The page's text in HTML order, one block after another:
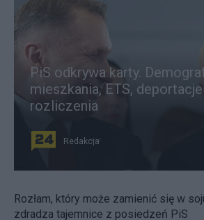
PiS odkrywa karty.
mieszkania, ETS,
rozliczenia
Redakcja
Rozłam, który może zamienić się w
zdradza tajemnice z posiedzeń PiS